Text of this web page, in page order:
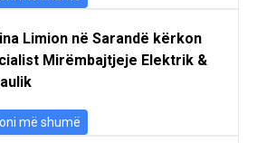
Limion në Sarandë kërkon
Mirëmbajtjeje Elektrik &
më shumë